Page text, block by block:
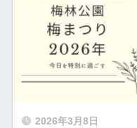
2026年3月8日